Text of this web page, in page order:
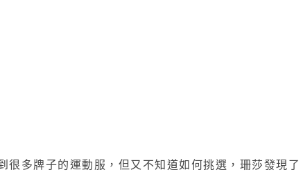
很多牌子的運動服，但又不知道如何挑選，珊莎發現了